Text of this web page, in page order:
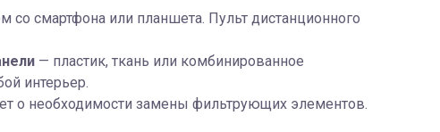
со смартфона или планшета. Пульт дистанционного
— пластик, ткань или комбинированное
интерьер.
о необходимости замены фильтрующих элементов.